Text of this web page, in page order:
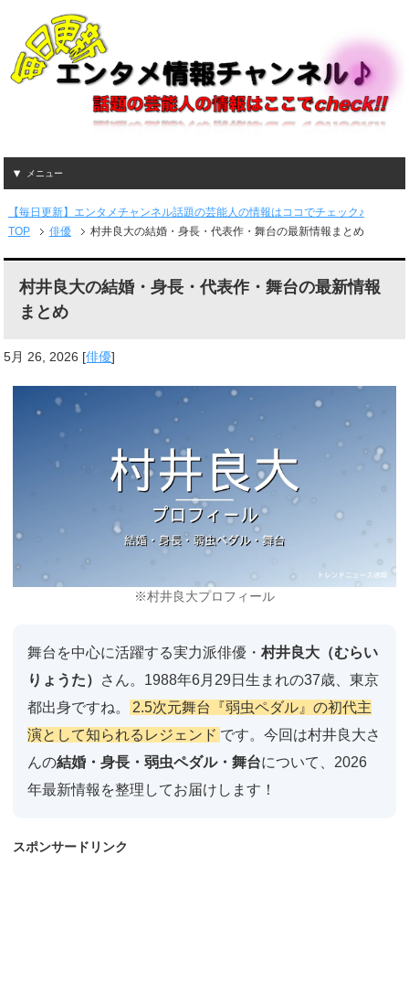
メニュー
【毎日更新】エンタメチャンネル話題の芸能人の情報はココでチェック♪
TOP
俳優 村井良大の結婚・身長・代表作・舞台の最新情報まとめ
村井良大の結婚・身長・代表作・舞台の最新情報
まとめ
5月 26, 2026 [俳優]
※村井良大プロフィール
舞台を中心に活躍する実力派俳優・村井良大（むらい
りょうた） さん。1988年6月29日生まれの37歳、東京
都出身ですね。
2.5次元舞台『弱虫ペダル』の初代主
演として知られるレジェンド です。今回は村井良大さ
んの結婚・身長・弱虫ペダル・舞台について、2026
年最新情報を整理してお届けします！
スポンサードリンク